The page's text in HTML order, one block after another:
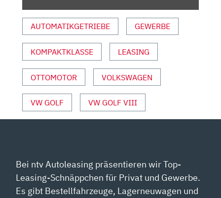
MOTOR
VON
YOUTUBE
ANZEIGEN
AUTOMATIKGETRIEBE GEWERBE
KOMPAKTKLASSE LEASING
OTTOMOTOR VOLKSWAGEN
VW GOLF VW GOLF VIII
Bei ntv Autoleasing präsentieren wir Top-
Leasing-Schnäppchen für Privat und Gewerbe.
Es gibt Bestellfahrzeuge, Lagerneuwagen und